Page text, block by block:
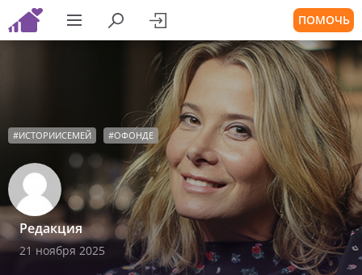
ПОМОЧЬ
#ИСТОРИИСЕМЕЙ #ОФОНДЕ
Редакция
21 ноября 2025